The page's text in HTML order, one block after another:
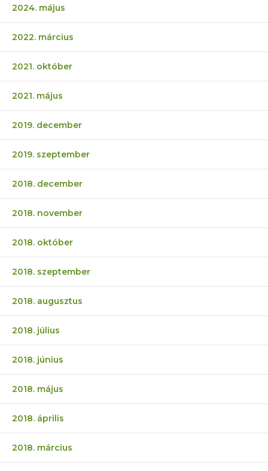
2024. május
2022. március
2021. október
2021. május
2019. december
2019. szeptember
2018. december
2018. november
2018. október
2018. szeptember
2018. augusztus
2018. július
2018. június
2018. május
2018. április
2018. március